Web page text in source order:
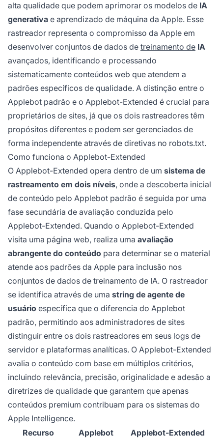
alta qualidade que podem aprimorar os modelos de IA
generativa e aprendizado de máquina da Apple. Esse
rastreador representa o compromisso da Apple em
desenvolver conjuntos de dados de treinamento de IA
avançados, identificando e processando
sistematicamente conteúdos web que atendem a
padrões específicos de qualidade. A distinção entre o
Applebot padrão e o Applebot-Extended é crucial para
proprietários de sites, já que os dois rastreadores têm
propósitos diferentes e podem ser gerenciados de
forma independente através de diretivas no robots.txt.
Como funciona o Applebot-Extended
O Applebot-Extended opera dentro de um sistema de
rastreamento em dois níveis, onde a descoberta inicial
de conteúdo pelo Applebot padrão é seguida por uma
fase secundária de avaliação conduzida pelo
Applebot-Extended. Quando o Applebot-Extended
visita uma página web, realiza uma avaliação
abrangente do conteúdo para determinar se o material
atende aos padrões da Apple para inclusão nos
conjuntos de dados de treinamento de IA. O rastreador
se identifica através de uma string de agente de
usuário específica que o diferencia do Applebot
padrão, permitindo aos administradores de sites
distinguir entre os dois rastreadores em seus logs de
servidor e plataformas analíticas. O Applebot-Extended
avalia o conteúdo com base em múltiplos critérios,
incluindo relevância, precisão, originalidade e adesão a
diretrizes de qualidade que garantem que apenas
conteúdos premium contribuam para os sistemas do
Apple Intelligence.
Recurso
Applebot
Applebot-Extended